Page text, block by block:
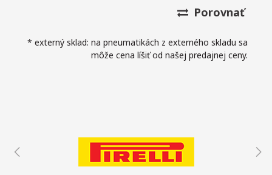
Porovnať
* externý sklad: na pneumatikách z externého skladu sa
môže cena líšiť od našej predajnej ceny.